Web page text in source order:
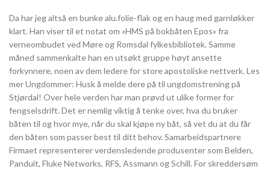
Da har jeg altså en bunke alu.folie-flak og en haug med garnløkker
klart. Han viser til et notat om «HMS på bokbåten Epos» fra
verneombudet ved Møre og Romsdal fylkesbibliotek. Samme
måned sammenkalte han en utsøkt gruppe høyt ansette
forkynnere, noen av dem ledere for store apostoliske nettverk. Les
mer Ungdommer: Husk å melde dere på til ungdomstrening på
Stjørdal! Over hele verden har man prøvd ut ulike former for
fengselsdrift. Det er nemlig viktig å tenke over, hva du bruker
båten til og hvor mye, når du skal kjøpe ny båt, så vet du at du får
den båten som passer best til ditt behov. Samarbeidspartnere
Firmaet representerer verdensledende produsenter som Belden,
Panduit, Fluke Networks, RFS, Assmann og Schill. For skreddersøm